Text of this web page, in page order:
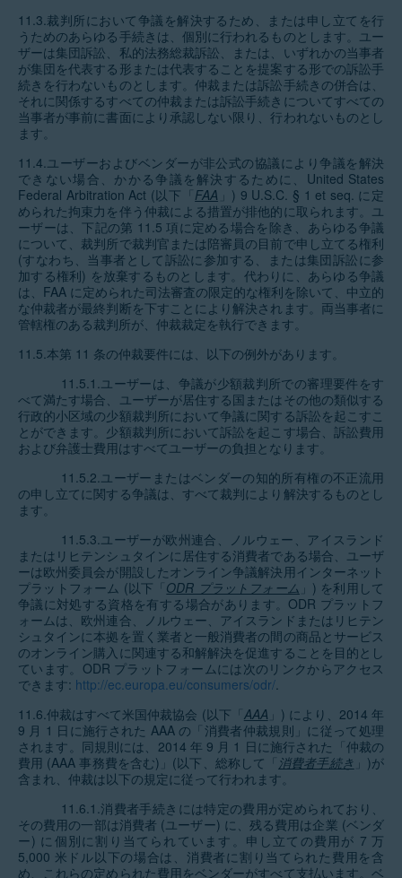
11.3.裁判所において争議を解決するため、または申し立てを行
うためのあらゆる手続きは、個別に行われるものとします。ユー
ザーは集団訴訟、私的法務総裁訴訟、または、いずれかの当事者
が集団を代表する形または代表することを提案する形での訴訟手
続きを行わないものとします。仲裁または訴訟手続きの併合は、
それに関係するすべての仲裁または訴訟手続きについてすべての
当事者が事前に書面により承認しない限り、行われないものとし
ます。
11.4.ユーザーおよびベンダーが非公式の協議により争議を解決
できない場合、かかる争議を解決するために、United States
Federal Arbitration Act (以下「 FAA 」) 9 U.S.C. § 1 et seq. に定
められた拘束力を伴う仲裁による措置が排他的に取られます。ユ
ーザーは、下記の第 11.5 項に定める場合を除き、あらゆる争議
について、裁判所で裁判官または陪審員の目前で申し立てる権利
(すなわち、当事者として訴訟に参加する、または集団訴訟に参
加する権利) を放棄するものとします。代わりに、あらゆる争議
は、FAA に定められた司法審査の限定的な権利を除いて、中立的
な仲裁者が最終判断を下すことにより解決されます。両当事者に
管轄権のある裁判所が、仲裁裁定を執行できます。
11.5.本第 11 条の仲裁要件には、以下の例外があります。
11.5.1.ユーザーは、争議が少額裁判所での審理要件をす
べて満たす場合、ユーザーが居住する国またはその他の類似する
行政的小区域の少額裁判所において争議に関する訴訟を起こすこ
とができます。少額裁判所において訴訟を起こす場合、訴訟費用
および弁護士費用はすべてユーザーの負担となります。
11.5.2.ユーザーまたはベンダーの知的所有権の不正流用
の申し立てに関する争議は、すべて裁判により解決するものとし
ます。
11.5.3.ユーザーが欧州連合、ノルウェー、アイスランド
またはリヒテンシュタインに居住する消費者である場合、ユーザ
ーは欧州委員会が開設したオンライン争議解決用インターネット
プラットフォーム (以下「 ODR プラットフォーム 」) を利用して
争議に対処する資格を有する場合があります。ODR プラットフ
ォームは、欧州連合、ノルウェー、アイスランドまたはリヒテン
シュタインに本拠を置く業者と一般消費者の間の商品とサービス
のオンライン購入に関連する和解解決を促進することを目的とし
ています。ODR プラットフォームには次のリンクからアクセス
できます: http://ec.europa.eu/consumers/odr/.
11.6.仲裁はすべて米国仲裁協会 (以下「 AAA 」) により、2014 年
9 月 1 日に施行された AAA の「消費者仲裁規則」に従って処理
されます。同規則には、2014 年 9 月 1 日に施行された「仲裁の
費用 (AAA 事務費を含む)」(以下、総称して「 消費者手続き 」)が
含まれ、仲裁は以下の規定に従って行われます。
11.6.1.消費者手続きには特定の費用が定められており、
その費用の一部は消費者 (ユーザー) に、残る費用は企業 (ベンダ
ー) に個別に割り当てられています。申し立ての費用が 7 万
5,000 米ドル以下の場合は、消費者に割り当てられた費用を含
め、これらの定められた費用をベンダーがすべて支払います。ベ